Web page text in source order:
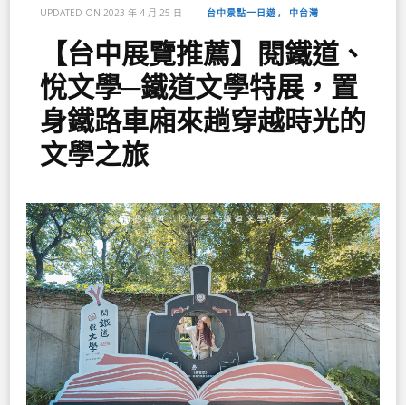
UPDATED ON 2023 年 4 月 25 日 台中景點一日遊 中台灣
【台中展覽推薦】閱鐵道、
悅文學─鐵道文學特展，置
身鐵路車廂來趟穿越時光的
文學之旅